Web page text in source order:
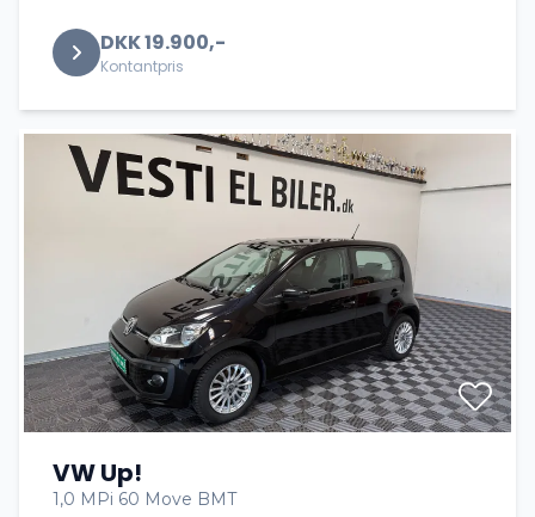
DKK 19.900,-
Kontantpris
VW Up!
1,0 MPi 60 Move BMT